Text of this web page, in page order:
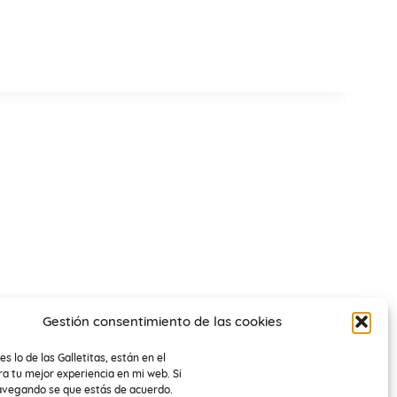
Gestión consentimiento de las cookies
lo de las Galletitas, están en el
tu mejor experiencia en mi web. Si
se que estás de acuerdo.